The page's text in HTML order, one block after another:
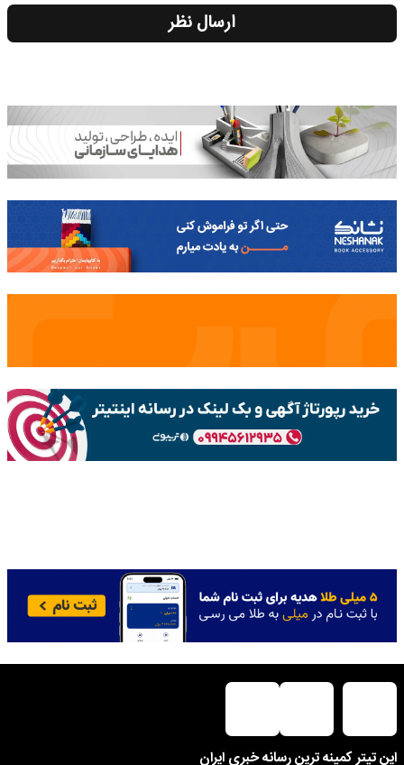
ارسال نظر
این تیتر کمینه ترین رسانه خبری ایران